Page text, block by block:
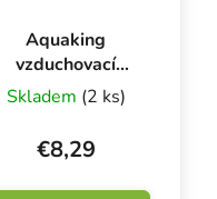
Aquaking
vzduchovací
kámen disk, ⌀ 100
Skladem (2 ks)
€8,29